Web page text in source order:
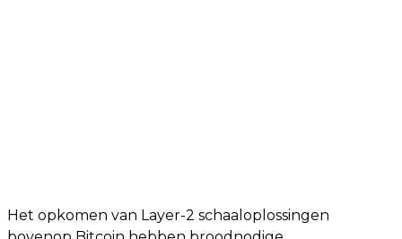
Het opkomen van Layer-2 schaaloplossingen